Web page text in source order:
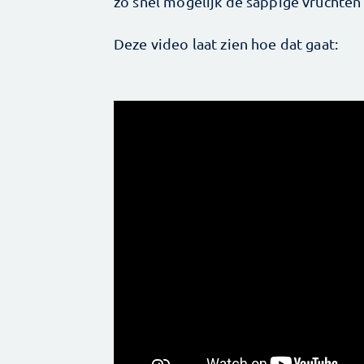
Deze video laat zien hoe dat gaat: